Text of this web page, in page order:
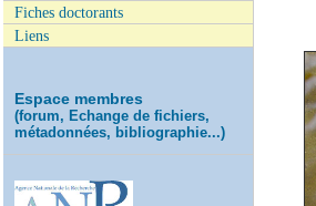
Fiches doctorants
Liens
Espace membres
(forum, Echange de fichiers,
métadonnées, bibliographie...)